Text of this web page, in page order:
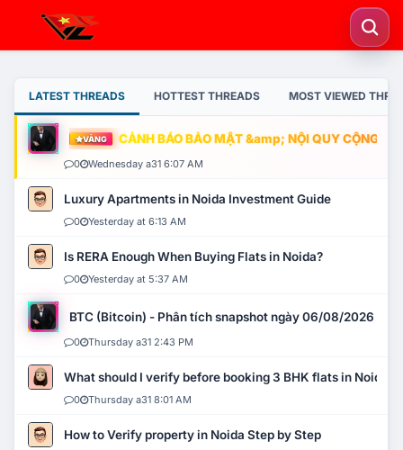
LATEST THREADS HOTTEST THREADS MOST VIEWED
VÀNG CẢNH BÁO BẢO MẬT &amp; NỘI QUY CỘNG
0 Wednesday a31 6:07 AM
Luxury Apartments in Noida Investment Guide
0 Yesterday at 6:13 AM
Is RERA Enough When Buying Flats in Noida?
0 Yesterday at 5:37 AM
BTC (Bitcoin) - Phân tích snapshot ngày 06/08/2026
0 Thursday a31 2:43 PM
What should I verify before booking 3 BHK flats in Noida?
0 Thursday a31 8:01 AM
How to Verify property in Noida Step by Step